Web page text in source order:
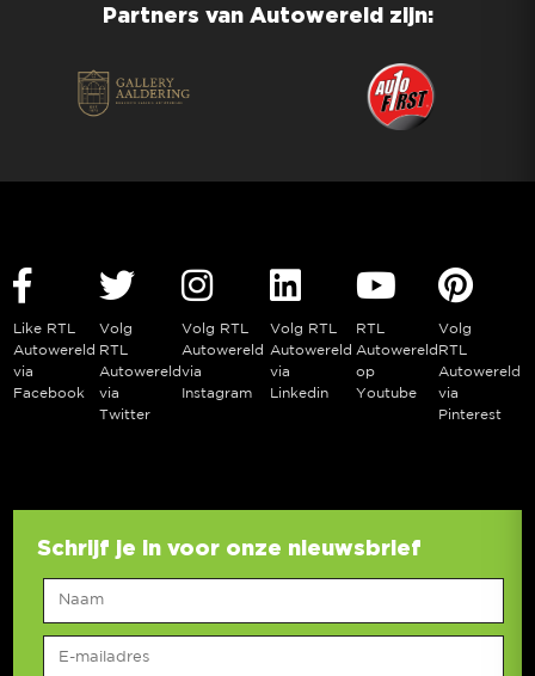
Partners van Autowereld zijn:
Like RTL
Autowereld
via
Facebook
Volg
RTL
Autowereld
via
Twitter
Volg RTL
Autowereld
via
Instagram
Volg RTL
Autowereld
via
Linkedin
RTL
Autowereld
op
Youtube
Volg
RTL
Autowereld
via
Pinterest
Schrijf je in voor onze nieuwsbrief